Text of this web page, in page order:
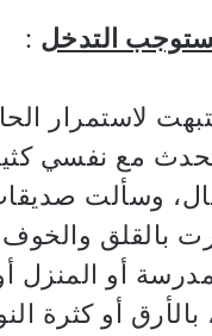
التدخل :
لاستمرار
مع نفسي
وسألت
بالقلق والخوف
أو المنزل
أو كثرة